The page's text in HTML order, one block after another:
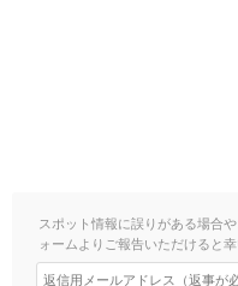
スポット情報に誤りがある場合
ォームよりご報告いただけると幸